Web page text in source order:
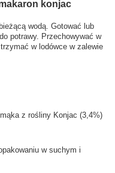
konjac
wodą. Gotować lub
potrawy. Przechowywać w
w lodówce w zalewie
z rośliny Konjac (3,4%)
w suchym i